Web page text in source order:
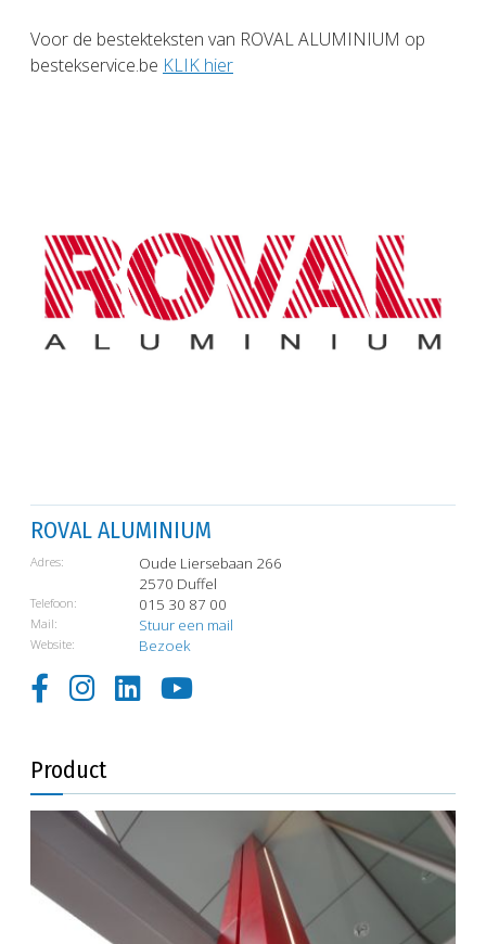
Voor de bestekteksten van ROVAL ALUMINIUM op
bestekservice.be KLIK hier
ROVAL ALUMINIUM
Adres:
Oude Liersebaan 266
2570 Duffel
Telefoon: 015 30 87 00
Mail: Stuur een mail
Website: Bezoek
Product